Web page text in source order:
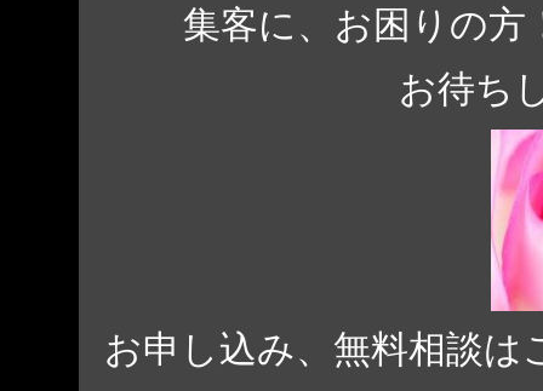
集客に、お困りの方
お待ち
お申し込み、無料相談